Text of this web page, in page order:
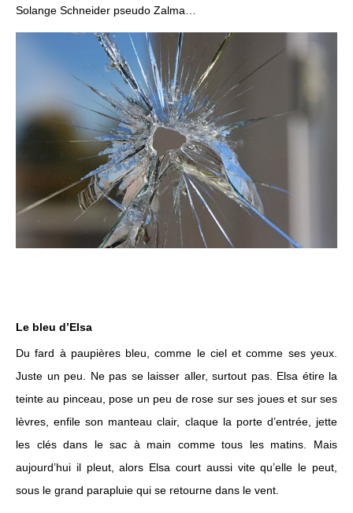
Solange Schneider pseudo Zalma…
Le bleu d’Elsa
Du fard à paupières bleu, comme le ciel et comme ses yeux.
Juste un peu. Ne pas se laisser aller, surtout pas. Elsa étire la
teinte au pinceau, pose un peu de rose sur ses joues et sur ses
lèvres, enfile son manteau clair, claque la porte d’entrée, jette
les clés dans le sac à main comme tous les matins. Mais
aujourd’hui il pleut, alors Elsa court aussi vite qu’elle le peut,
sous le grand parapluie qui se retourne dans le vent.